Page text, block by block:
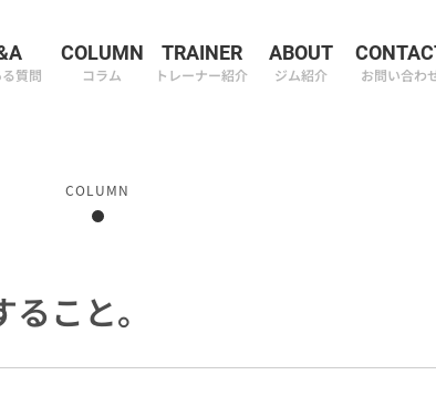
質問
COLUMN
コラム
TRAINER
トレーナー紹介
ABOUT
ジム紹介 お問い合わ
こと。
COLUMN